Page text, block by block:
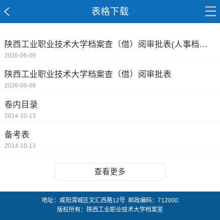
表格下载
陕西工业职业技术大学档案查（借）阅审批表(人事档案）
2026-06-09
陕西工业职业技术大学档案查（借）阅审批表
2026-06-09
卷内目录
2014-10-13
备考表
2014-10-13
查看更多
地址：咸阳渭城区文汇西路12号 邮政编码：712000
版权所有：陕西工业职业技术大学档案室